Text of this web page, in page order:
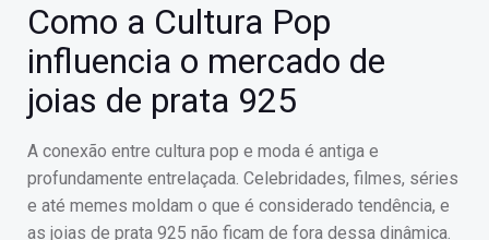
Como a Cultura Pop
influencia o mercado de
joias de prata 925
A conexão entre cultura pop e moda é antiga e
profundamente entrelaçada. Celebridades, filmes, séries
e até memes moldam o que é considerado tendência, e
as joias de prata 925 não ficam de fora dessa dinâmica.